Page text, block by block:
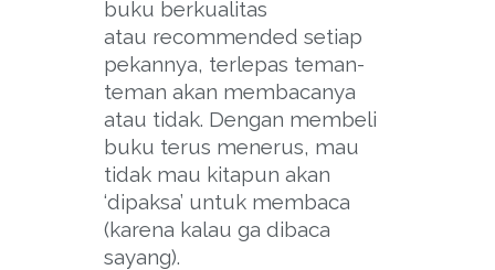
buku berkualitas
atau recommended setiap
pekannya, terlepas teman-
teman akan membacanya
atau tidak. Dengan membeli
buku terus menerus, mau
tidak mau kitapun akan
‘dipaksa’ untuk membaca
(karena kalau ga dibaca
sayang).